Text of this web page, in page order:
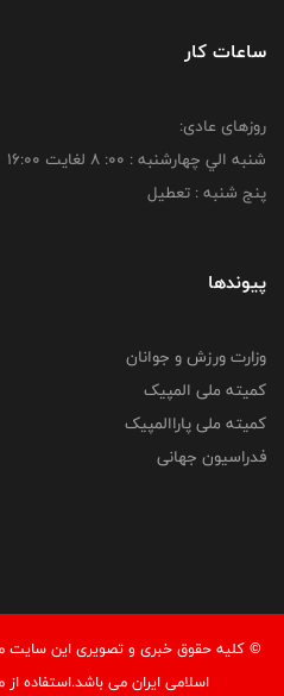
ساعات کار
روزهای عادی:
شنبه الي چهارشنبه : 00: 8 لغايت 16:00
پنج شنبه : تعطیل
پیوندها
وزارت ورزش و جوانان
کمیته ملی المپیک
کمیته ملی پاراالمپیک
فدراسیون جهانی
© کليه حقوق خبری و تصويری اين سايت
اسلامی ایران می باشد.استفاده